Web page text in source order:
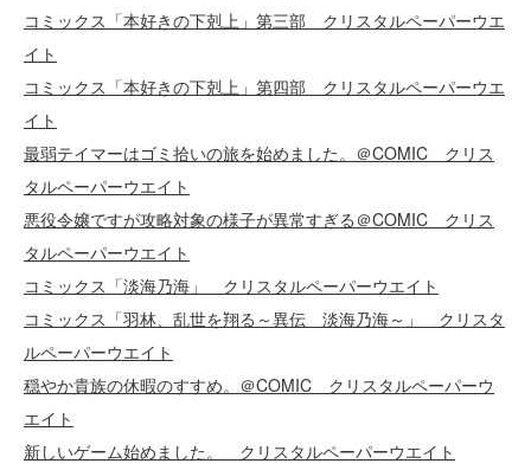
コミックス「本好きの下剋上」第三部 クリスタルペーパーウエ
イト
コミックス「本好きの下剋上」第四部 クリスタルペーパーウエ
イト
最弱テイマーはゴミ拾いの旅を始めました。＠COMIC クリス
タルペーパーウエイト
悪役令嬢ですが攻略対象の様子が異常すぎる＠COMIC クリス
タルペーパーウエイト
コミックス「淡海乃海」 クリスタルペーパーウエイト
コミックス「羽林、乱世を翔る～異伝 淡海乃海～」 クリスタ
ルペーパーウエイト
穏やか貴族の休暇のすすめ。＠COMIC クリスタルペーパーウ
エイト
新しいゲーム始めました。 クリスタルペーパーウエイト